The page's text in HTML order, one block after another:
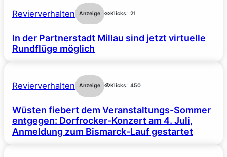
Revierverhalten Anzeige Klicks: 21
In der Partnerstadt Millau sind jetzt virtuelle
Rundflüge möglich
Revierverhalten Anzeige Klicks: 450
Wüsten fiebert dem Veranstaltungs-Sommer
entgegen: Dorfrocker-Konzert am 4. Juli,
Anmeldung zum Bismarck-Lauf gestartet